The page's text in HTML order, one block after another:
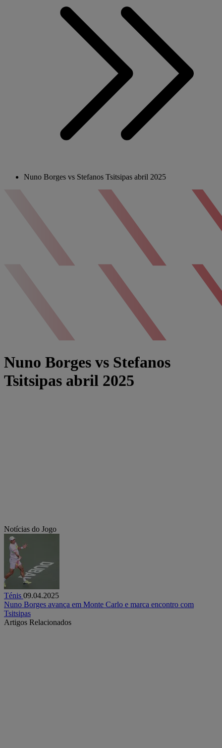
Nuno Borges vs Stefanos Tsitsipas abril 2025
Nuno Borges vs Stefanos
Tsitsipas abril 2025
Notícias do Jogo
Ténis 09.04.2025
Nuno Borges avança em Monte Carlo e marca encontro com
Tsitsipas
Artigos Relacionados